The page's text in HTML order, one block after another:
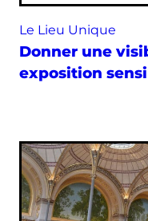
Le Lieu Unique
Donner une
exposition